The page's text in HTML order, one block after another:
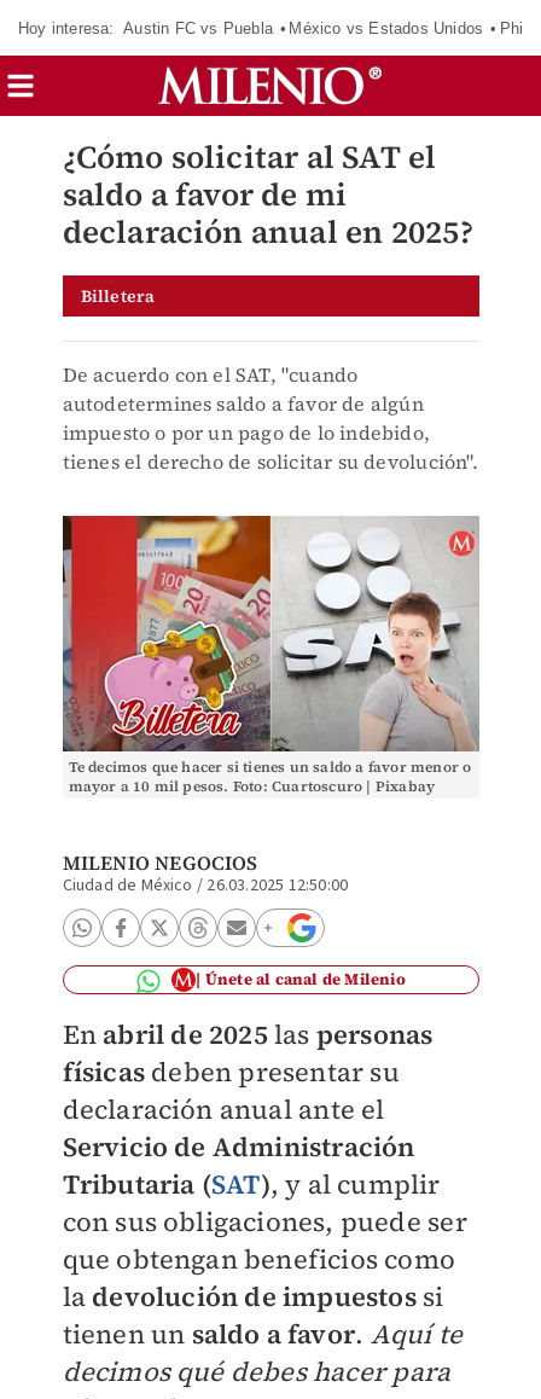
Hoy interesa: Austin FC vs Puebla México vs Estados Unidos
¿Cómo solicitar al SAT el
saldo a favor de mi
declaración anual en 2025?
Billetera
De acuerdo con el SAT, "cuando
autodetermines saldo a favor de algún
impuesto o por un pago de lo indebido,
tienes el derecho de solicitar su devolución".
Te decimos que hacer si tienes un saldo a favor menor o
mayor a 10 mil pesos. Foto: Cuartoscuro | Pixabay
MILENIO NEGOCIOS
Ciudad de México / 26.03.2025 12:50:00
Únete al canal de Milenio
En abril de 2025las personas
físicasdeben presentar su
declaración anual ante el
Servicio de Administración
Tributaria (SAT), y al cumplir
con sus obligaciones, puede ser
que obtengan beneficios como
la devolución de impuestossi
tienen un saldo a favor. Aquí te
decimos qué debes hacer para